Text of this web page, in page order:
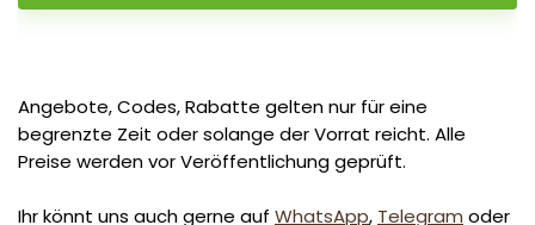
Angebote, Codes, Rabatte gelten nur für eine
begrenzte Zeit oder solange der Vorrat reicht. Alle
Preise werden vor Veröffentlichung geprüft.
Ihr könnt uns auch gerne auf WhatsApp, Telegram oder